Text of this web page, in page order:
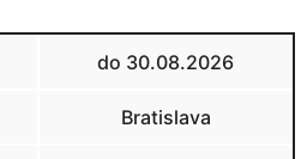
do 30.08.2026
Bratislava